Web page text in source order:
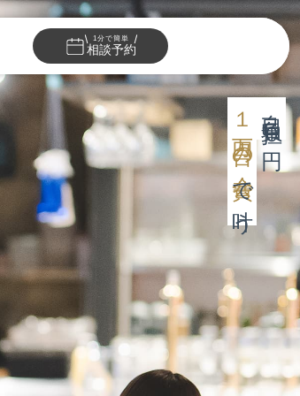
1分で簡単
相談予約
自己負担０円
１万円台の会費
で叶う